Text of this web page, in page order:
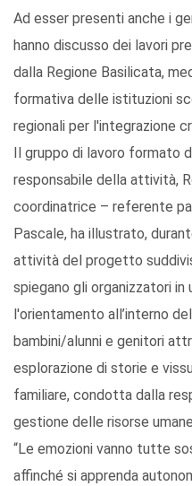
Ad esser presenti anche i
hanno discusso dei lavori
dalla Regione Basilicata,
formativa delle istituzioni
regionali per l'integrazione
Il gruppo di lavoro formato
responsabile della attività,
coordinatrice – referente
Pascale, ha illustrato,
attività del progetto
spiegano gli organizzatori
l'orientamento all’interno
bambini/alunni e genitori
esplorazione di storie e
familiare, condotta dalla
gestione delle risorse
“Le emozioni vanno tutte
affinché si apprenda